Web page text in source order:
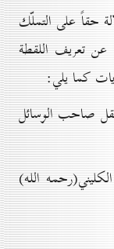
حقاً على التملّك
تعريف اللقطة
كما يلي:
صاحب الوسائل
الله)